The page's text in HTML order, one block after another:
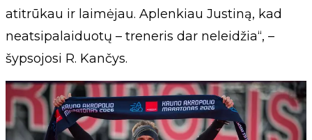
atitrūkau ir laimėjau. Aplenkiau Justiną, kad
neatsipalaiduotų – treneris dar neleidžia“, –
šypsojosi R. Kančys.